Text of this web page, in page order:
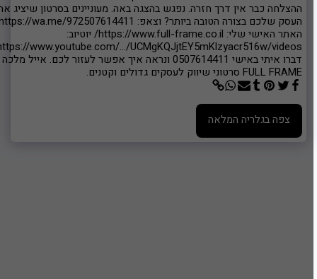
ההצלחה כבר אין דרך חזרה. נפגש בהצגה באה. מעוניינים בסרטון שיציג את
העסק שלכם בצורה הטובה ביותר? וצאפ: https://wa.me/972507614411
האתר האישי שלי: https://www.full-frame.co.il/ יוטיוב:
https://www.youtube.com/.../UCMgKQJjtEY5mKlzyacr516w/videos
דברו איתי באישי 0507614411 ונראה איך אפשר לעזור לכם. אייל מלכה |
FULL FRAME סרטוני שיווק לעסקים גדולים וקטנים.
צפה בגלריה המלאה